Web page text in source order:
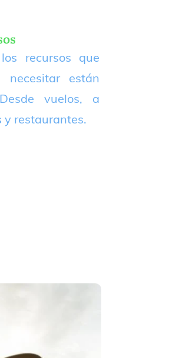
recursos que
están
vuelos, a
y restaurantes.